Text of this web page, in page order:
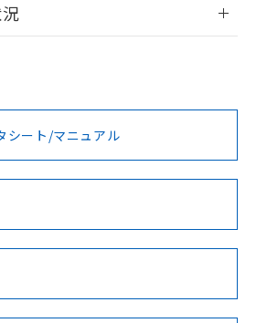
グイン/会員登録
利用いただく前に、以下を必ずお読
・凡例
・凡例
Cd Cr(VI)
型式承認
ルウェー
BV型式承認
（フランス
KR型式
（韓国
No No
の製品の規格認証/適合状況ページへ
こちらのページからご検索ください
シート/マニュアル